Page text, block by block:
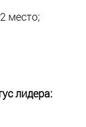
место;
лидера: